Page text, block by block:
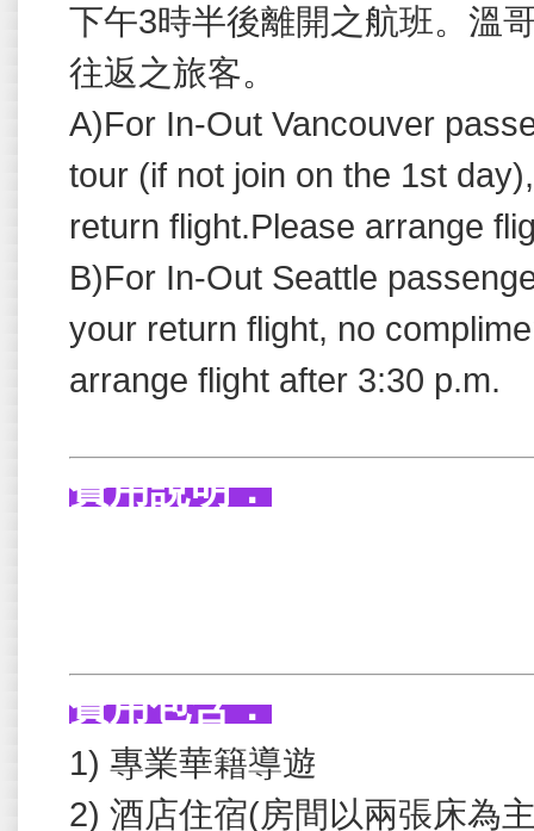
下午3時半後離開之航班。溫
往返之旅客。
A)For In-Out Vancouver
tour (if not join on the 1st
return flight.Please arrange
B)For In-Out Seattle
your return flight, no
arrange flight after 3:30 p.m.
費用說明：
費用包含：
1) 專業華籍導遊
2) 酒店住宿(房間以兩張床為